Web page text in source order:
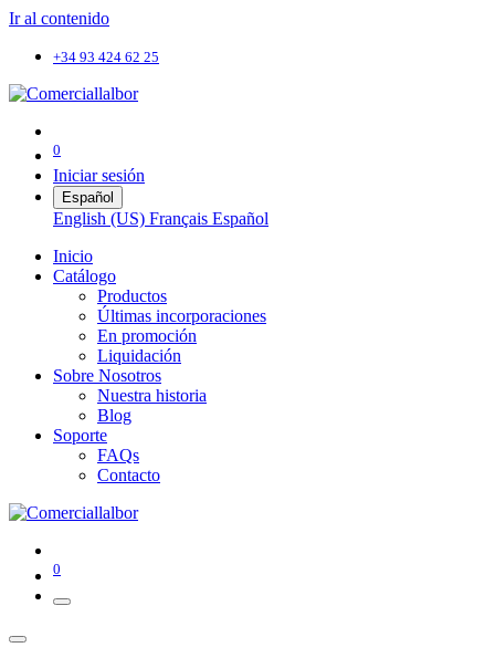
Ir al contenido
+34 93 424 62 25
0
Iniciar sesión
Español
English (US) Français Español
Inicio
Catálogo
Productos
Últimas incorporaciones
En promoción
Liquidación
Sobre Nosotros
Nuestra historia
Blog
Soporte
FAQs
Contacto
0